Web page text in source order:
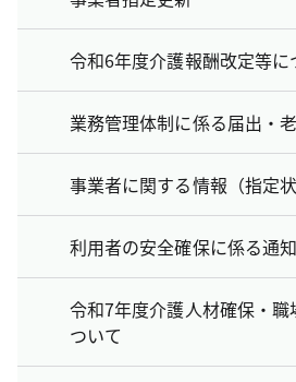
令和6年度介護報酬改定等に
業務管理体制に係る届出・
事業者に関する情報（指定
利用者の安全確保に係る通
令和7年度介護人材確保・
ついて